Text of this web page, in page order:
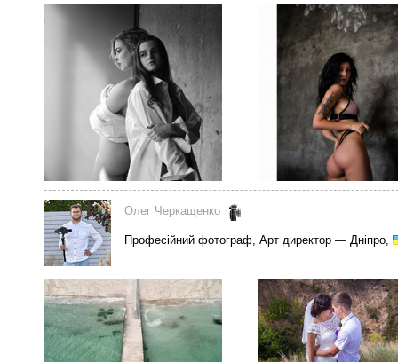
Олег Черкащенко
Професійний фотограф, Арт директор — Дніпро,